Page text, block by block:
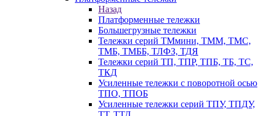
Назад
Платформенные тележки
Большегрузные тележки
Тележки серий ТМмини, ТММ, ТМС,
ТМБ, ТМББ, ТЛФЗ, ТДЯ
Тележки серий ТП, ТПР, ТПБ, ТБ, ТС,
ТКД
Усиленные тележки с поворотной осью
ТПО, ТПОБ
Усиленные тележки серий ТПУ, ТПДУ,